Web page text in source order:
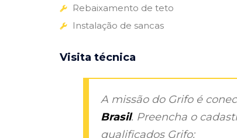
Rebaixamento de teto
Instalação de sancas
Visita técnica
A missão do Grifo é
Brasil. Preencha o
qualificados Grifo: